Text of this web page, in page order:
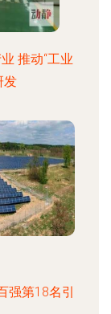
推动“工业
发
强第18名引